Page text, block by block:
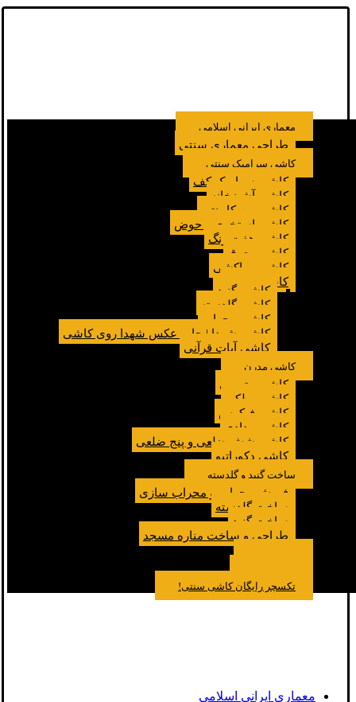
معماری ایرانی اسلامی
طراحی معماری سنتی
کاشی سرامیک سنتی
کاشی سرامیک کف
کاشی آشپزخانه
کاشی بین کابینتی
کاشی استخری و حوض
کاشی هفت رنگ
کاشی معرق
کاشی مراکشی
کاشی مسجد
کاشی گنبد
کاشی گلدسته
کاشی محراب
کاشی شهدا | چاپ عکس شهدا روی کاشی
کاشی آیات قرآنی
کاشی مدرن
کاشی مترویی
کاشی پولکی
کاشی فیکوس
کاشی مدادی
کاشی شش ضلعی و پنج ضلعی
کاشی دکوراتیو
ساخت گنبد و گلدسته
فروش محراب و محراب سازی
ساخت گلدسته
ساخت گنبد
طراحی و ساخت مناره مسجد
تکسچر رایگان کاشی سنتی!
معماری ایرانی اسلامی